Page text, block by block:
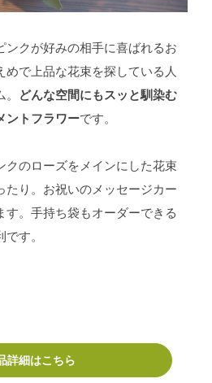
ンクが好みの相手に喜ばれるお
めで上品な花束を探している人
どんな空間にもスッと馴染む
ントフラワーです。
クのローズをメインにした花束
たり。お祝いのメッセージカー
す。手持ち袋もオーダーできる
す。
詳細はこちら